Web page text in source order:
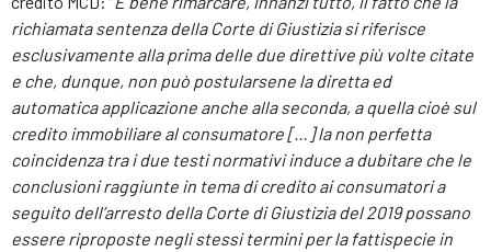
richiamata sentenza della Corte di Giustizia si riferisce
esclusivamente alla prima delle due direttive più volte citate
e che, dunque, non può postularsene la diretta ed
automatica applicazione anche alla seconda, a quella cioè sul
credito immobiliare al consumatore […] la non perfetta
coincidenza tra i due testi normativi induce a dubitare che le
conclusioni raggiunte in tema di credito ai consumatori a
seguito dell’arresto della Corte di Giustizia del 2019 possano
essere riproposte negli stessi termini per la fattispecie in